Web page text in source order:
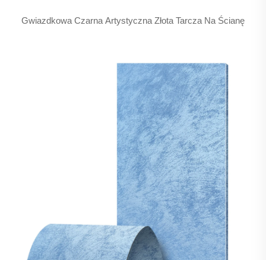
Gwiazdkowa Czarna Artystyczna Złota Tarcza Na Ścianę